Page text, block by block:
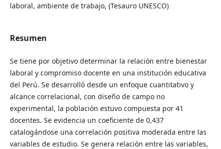
laboral, ambiente de trabajo, (Tesauro UNESCO)
Resumen
Se tiene por objetivo determinar la relación entre bienestar
laboral y compromiso docente en una institución educativa
del Perú. Se desarrolló desde un enfoque cuantitativo y
alcance correlacional, con diseño de campo no
experimental, la población estuvo compuesta por 41
docentes. Se evidencia un coeficiente de 0,437
catalogándose una correlación positiva moderada entre las
variables de estudio. Se genera relación entre las variables,